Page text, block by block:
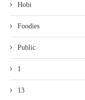
Hobi
Foodies
Public
1
13